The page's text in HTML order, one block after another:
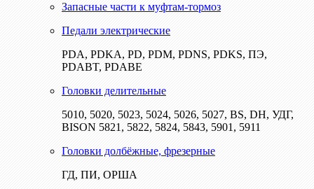
Запасные части к муфтам-тормоз
Педали электрические
PDA, PDKA, PD, PDM, PDNS, PDKS, ПЭ,
PDABT, PDABE
Головки делительные
5010, 5020, 5023, 5024, 5026, 5027, BS, DH, УДГ,
BISON 5821, 5822, 5824, 5843, 5901, 5911
Головки долбёжные, фрезерные
ГД, ПИ, ОРША